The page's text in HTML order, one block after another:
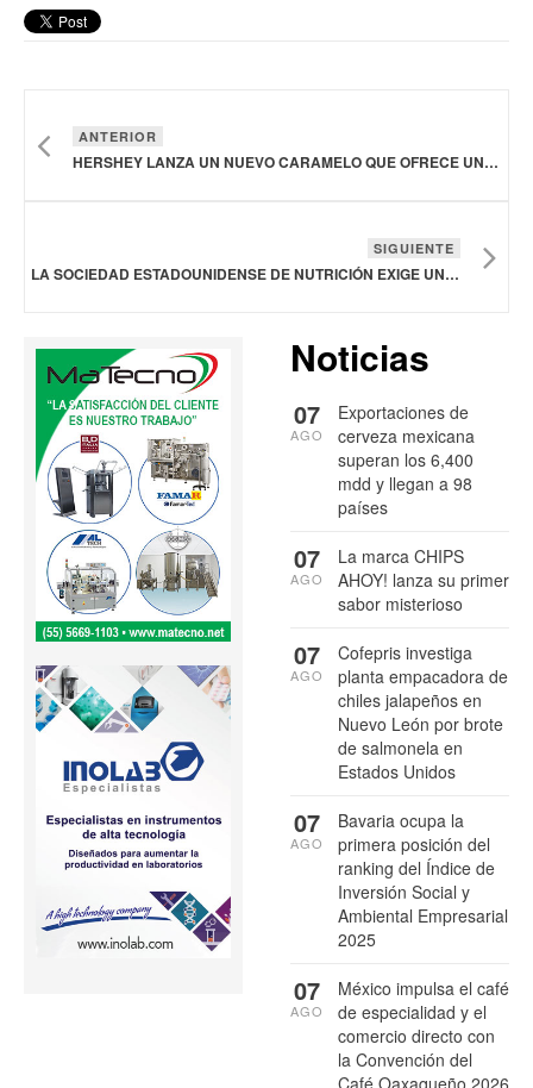
ANTERIOR
HERSHEY LANZA UN NUEVO CARAMELO QUE OFRECE UNA EXPERIENCIA GOMOSA INTERACTIVA Y MULTITEXTURAL
SIGUIENTE
LA SOCIEDAD ESTADOUNIDENSE DE NUTRICIÓN EXIGE UNA BASE CIENTÍFICA SÓLIDA EN LAS DIRECTRICES SOBRE NUTRICIÓN
Noticias
Exportaciones de
cerveza mexicana
superan los 6,400
mdd y llegan a 98
países
07
AGO
La marca CHIPS
AHOY! lanza su primer
sabor misterioso
07
AGO
Cofepris investiga
planta empacadora de
chiles jalapeños en
Nuevo León por brote
de salmonela en
Estados Unidos
07
AGO
Bavaria ocupa la
primera posición del
ranking del Índice de
Inversión Social y
Ambiental Empresarial
2025
07
AGO
México impulsa el café
de especialidad y el
comercio directo con
la Convención del
07
AGO